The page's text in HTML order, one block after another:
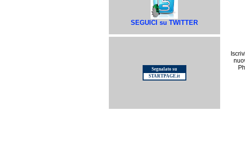
SEGUICI su TWITTER
Segnalato su
STARTPAGE.it